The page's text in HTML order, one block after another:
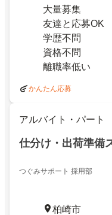
大量募集
友達と応募OK
学歴不問
資格不問
離職率低い
かんたん応募
アルバイト・パート
仕分け・出荷準備
つぐみサポート 採用部
柏崎市